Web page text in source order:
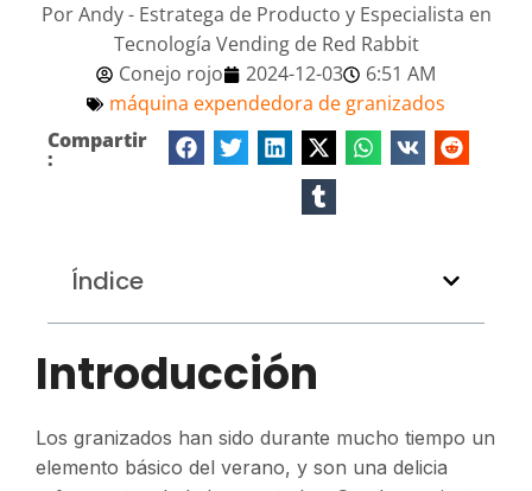
Por Andy - Estratega de Producto y Especialista en
Tecnología Vending de Red Rabbit
Conejo rojo
2024-12-03
6:51 AM
máquina expendedora de granizados
Compartir
:
Índice
Introducción
Los granizados han sido durante mucho tiempo un
elemento básico del verano, y son una delicia